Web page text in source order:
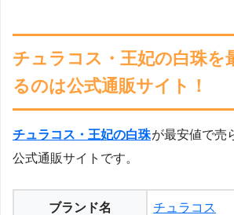
チュラコス・王妃の白珠を
るのは公式通販サイト！
チュラコス・王妃の白珠が最安値で売
公式通販サイトです。
ブランド名 チュラコス